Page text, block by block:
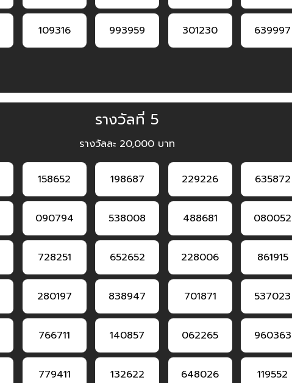
109316 993959 301230 639997
รางวัลที่ 5
รางวัลละ 20,000 บาท
158652 198687 229226 635872
090794 538008 488681 080052
728251 652652 228006 861915
280197 838947 701871 537023
766711 140857 062265 960363
779411 132622 648026 119552